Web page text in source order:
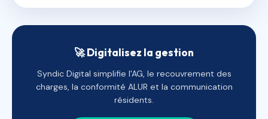
🚀 Digitalisez la gestion
Syndic Digital simplifie l'AG, le recouvrement des
charges, la conformité ALUR et la communication
résidents.